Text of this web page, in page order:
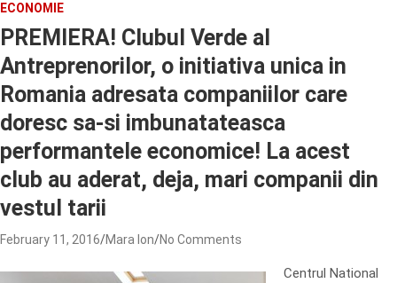
ECONOMIE
PREMIERA! Clubul Verde al
Antreprenorilor, o initiativa unica in
Romania adresata companiilor care
doresc sa-si imbunatateasca
performantele economice! La acest
club au aderat, deja, mari companii din
vestul tarii
February 11, 2016 Mara Ion No Comments
Centrul National